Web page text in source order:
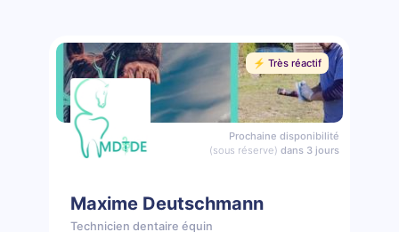
⚡️ Très réactif
Prochaine disponibilité
(sous réserve) dans 3 jours
Maxime Deutschmann
Technicien dentaire équin